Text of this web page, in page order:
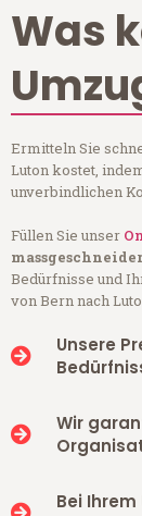
Was
Ermitteln Sie
Luton kostet,
unverbindlichen
Füllen Sie unser
Bedürfnisse und
von Bern nach
Unsere
Wir
Bei